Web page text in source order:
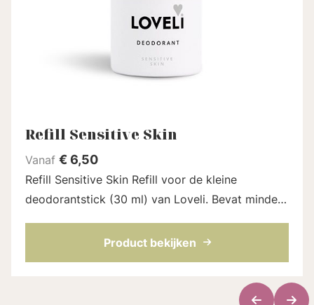
Refill Sensitive Skin
Vanaf €6,50
Refill Sensitive Skin Refill voor de kleine
deodorantstick (30 ml) van Loveli. Bevat minder
huid te verzachten. De refill zit in een...
Product bekijken